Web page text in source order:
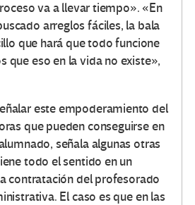
va a llevar tiempo». «En
arreglos fáciles, la bala
que hará que todo funcione
que eso en la vida no existe»,
este empoderamiento del
que pueden conseguirse en
señala algunas otras
todo el sentido en un
contratación del profesorado
El caso es que en las